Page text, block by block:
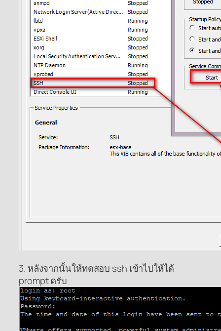
3. หลังจากนั้นให้ทดสอบ ssh เข้าไปให้ได้
prompt ครับ